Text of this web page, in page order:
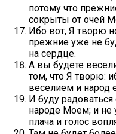
потому что
сокрыты от очей
Ибо вот, Я творю
прежние уже не
на сердце.
А вы будете
том, что Я творю:
веселием и народ
И буду
народе Моем; и не
плача и голос